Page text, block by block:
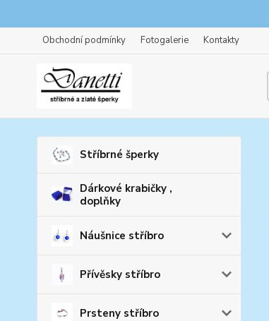
Obchodní podmínky Fotogalerie Kontakty
Stříbrné šperky
Dárkové krabičky ,
doplňky
Náušnice stříbro
Přívěsky stříbro
Prsteny stříbro